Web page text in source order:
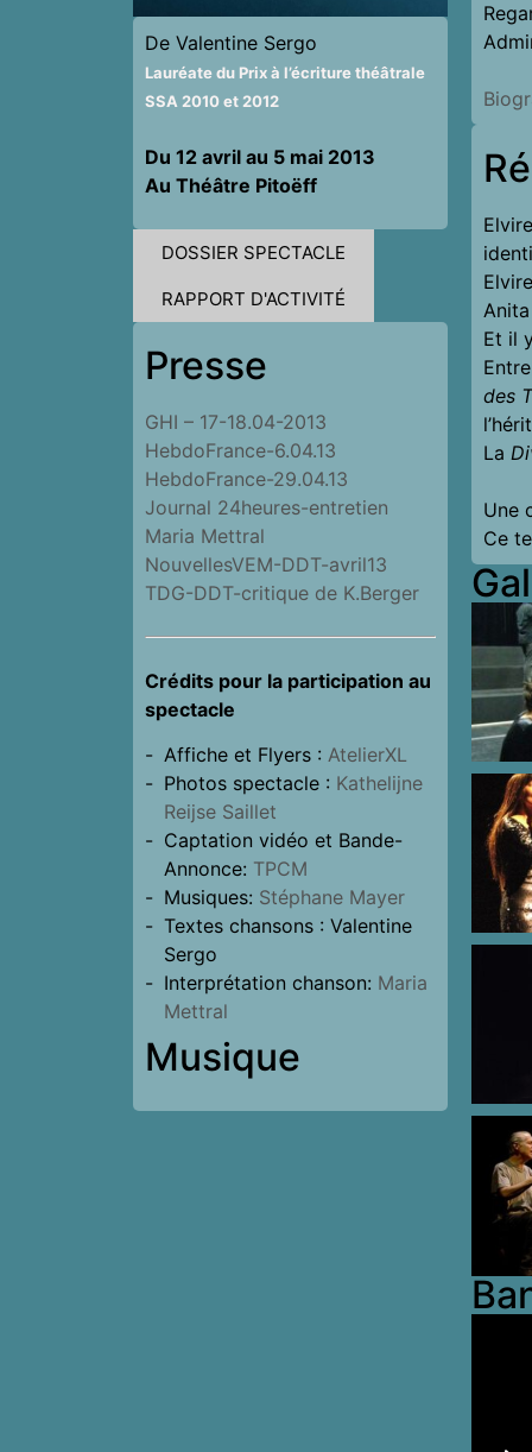
De Valentine Sergo
Lauréate du Prix à l’écriture théâtrale
SSA 2010 et 2012​
Du 12 avril au 5 mai 2013
Au Théâtre Pitoëff
DOSSIER SPECTACLE
RAPPORT D'ACTIVITÉ
Presse
GHI – 17-18.04-2013
HebdoFrance-6.04.13
HebdoFrance-29.04.13
Journal 24heures-entretien
Maria Mettral
NouvellesVEM-DDT-avril13
TDG-DDT-critique de K.Berger
Crédits pour la participation au
spectacle
Affiche et Flyers : AtelierXL
Photos spectacle : Kathelijne
Reijse Saillet
Captation vidéo et Bande-
Annonce: TPCM
Musiques: Stéphane Mayer
Textes chansons : Valentine
Sergo
Interprétation chanson: Maria
Mettral
Musique
Et il
des
La
Une
Ce